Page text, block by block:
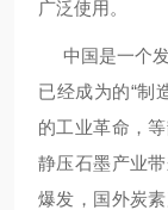
广泛使用。
中国是一个发
已经成为的“制
的工业革命，
静压石墨产业
爆发，国外炭